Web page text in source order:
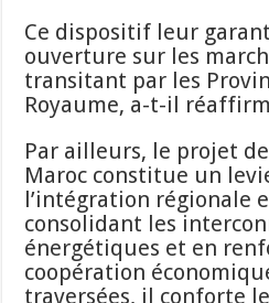
Ce dispositif leur
ouverture sur les
transitant par les
Royaume, a-t-il
Par ailleurs, le projet
Maroc constitue un
l’intégration régionale
consolidant les
énergétiques et en
coopération
traversées, il conforte